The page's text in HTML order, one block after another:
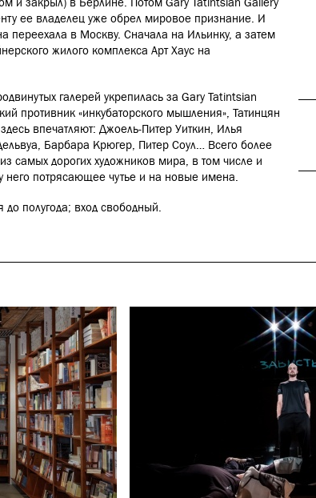
ее владелец уже обрел мировое признание. И
переехала в Москву. Сначала на Ильинку, а затем
жилого комплекса Арт Хаус на
галерей укрепилась за Gary Tatintsian
противник «инкубаторского мышления», Татинцян
впечатляют: Джоель-Питер Уиткин, Илья
Барбара Крюгер, Питер Соул… Всего более
самых дорогих художников мира, в том числе и
него потрясающее чутье и на новые имена.
до полугода; вход свободный.